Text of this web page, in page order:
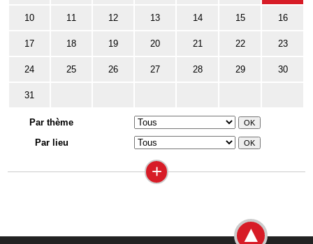
10 11 12 13 14 15 16
17 18 19 20 21 22 23
24 25 26 27 28 29 30
31
Par thème
Par lieu
+